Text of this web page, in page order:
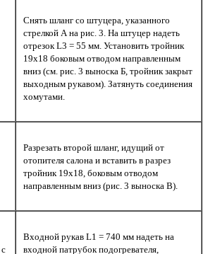
Снять шланг со штуцера, указанного
стрелкой А на рис. 3. На штуцер надеть
отрезок L3 = 55 мм. Установить тройник
19х18 боковым отводом направленным
вниз (см. рис. 3 выноска Б, тройник закрыт
выходным рукавом). Затянуть соединения
хомутами.
Разрезать второй шланг, идущий от
отопителя салона и вставить в разрез
тройник 19х18, боковым отводом
направленным вниз (рис. 3 выноска В).
Входной рукав L1 = 740 мм надеть на
входной патрубок подогревателя,